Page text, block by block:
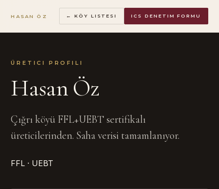
HASAN ÖZ ← KÖY LISTESI ICS DENETIM FORMU
ÜRETICI PROFILI
Hasan Öz
Çığrı köyü FFL+UEBT sertifikalı
üreticilerinden. Saha verisi tamamlanıyor.
FFL · UEBT